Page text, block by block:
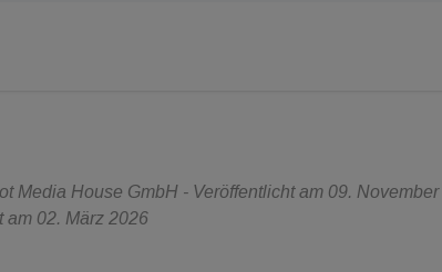
Media House GmbH - Veröffentlicht am 09.
am 02. März 2026